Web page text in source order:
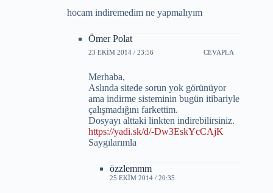
hocam indiremedim ne yapmalıyım
Ömer Polat
23 EKIM 2014 / 23:56 CEVAPLA
Merhaba,
Aslında sitede sorun yok görünüyor
ama indirme sisteminin bugün itibariyle
çalışmadığını farkettim.
Dosyayı alttaki linkten indirebilirsiniz.
https://yadi.sk/d/-Dw3EskYcCAjK
Saygılarımla
özzlemmm
25 EKIM 2014 / 20:35